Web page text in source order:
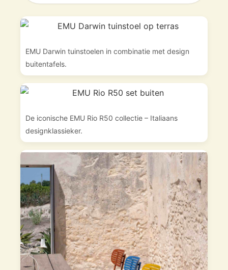
EMU Darwin tuinstoelen in combinatie met design
buitentafels.
De iconische EMU Rio R50 collectie – Italiaans
designklassieker.